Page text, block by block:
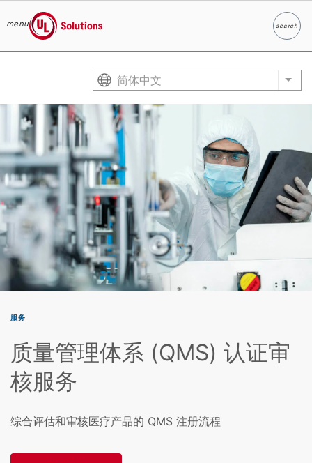
menu
UL Solutions
searchSearch
简体中文 List
服务
质量管理体系 (QMS) 认证审
核服务
综合评估和审核医疗产品的 QMS 注册流程